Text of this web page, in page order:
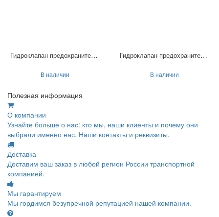
Гидроклапан предохранительный МКПВ-16/3Ф1В
В наличии
Гидроклапан предохранительный МКПВ-16/3Ф7П
В наличии
Полезная информация
О компании
Узнайте больше о нас: кто мы, наши клиенты и почему они
выбрали именно нас. Наши контакты и реквизиты.
Доставка
Доставим ваш заказ в любой регион России транспортной
компанией.
Мы гарантируем
Мы гордимся безупречной репутацией нашей компании.